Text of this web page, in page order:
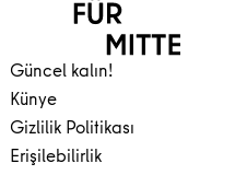
Güncel kalın!
Künye
Gizlilik Politikası
Erişilebilirlik